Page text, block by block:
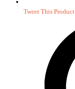
Tweet This Product